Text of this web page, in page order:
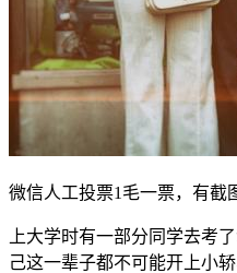
微信人工投票1毛一票，有截
上大学时有一部分同学去考
己这一辈子都不可能开上小